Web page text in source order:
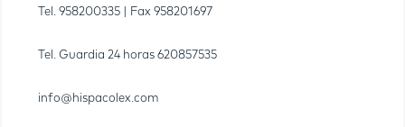
Tel. 958200335 | Fax 958201697
Tel. Guardia 24 horas 620857535
info@hispacolex.com